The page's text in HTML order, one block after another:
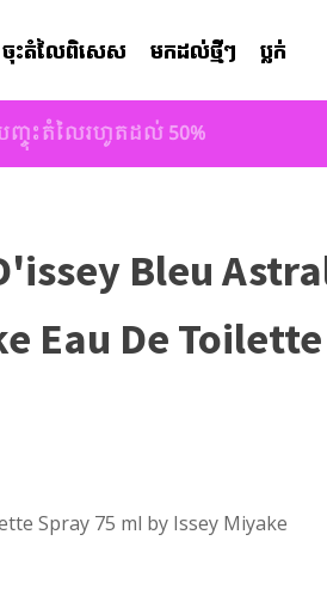
ចុះតំលៃពិសេស មកដល់ថ្មីៗ ប្លក់
ញ្ចុះតំលៃរហូតដល់ 50%
Bleu
Eau De
Spray 75 ml by Issey Miyake